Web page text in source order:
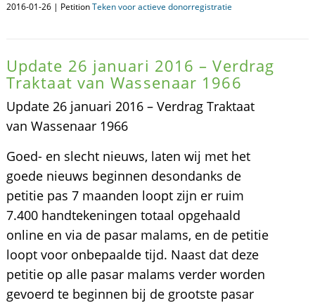
2016-01-26 | PetitionTeken voor actieve donorregistratie
Update 26 januari 2016 – Verdrag
Traktaat van Wassenaar 1966
Update 26 januari 2016 – Verdrag Traktaat
van Wassenaar 1966
Goed- en slecht nieuws, laten wij met het
goede nieuws beginnen desondanks de
petitie pas 7 maanden loopt zijn er ruim
7.400 handtekeningen totaal opgehaald
online en via de pasar malams, en de petitie
loopt voor onbepaalde tijd. Naast dat deze
petitie op alle pasar malams verder worden
gevoerd te beginnen bij de grootste pasar